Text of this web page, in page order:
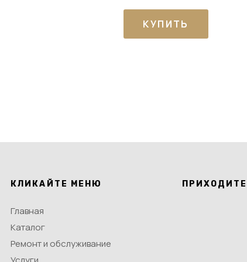
КУПИТЬ
КЛИКАЙТЕ МЕНЮ
Главная
Каталог
Ремонт и обслуживание